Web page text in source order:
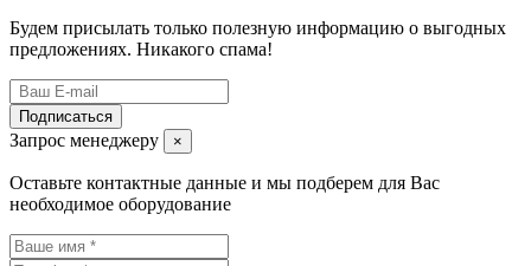
Будем присылать только полезную информацию о выгодных
предложениях. Никакого спама!
Подписаться
Запрос менеджеру ×
Оставьте контактные данные и мы подберем для Вас
необходимое оборудование